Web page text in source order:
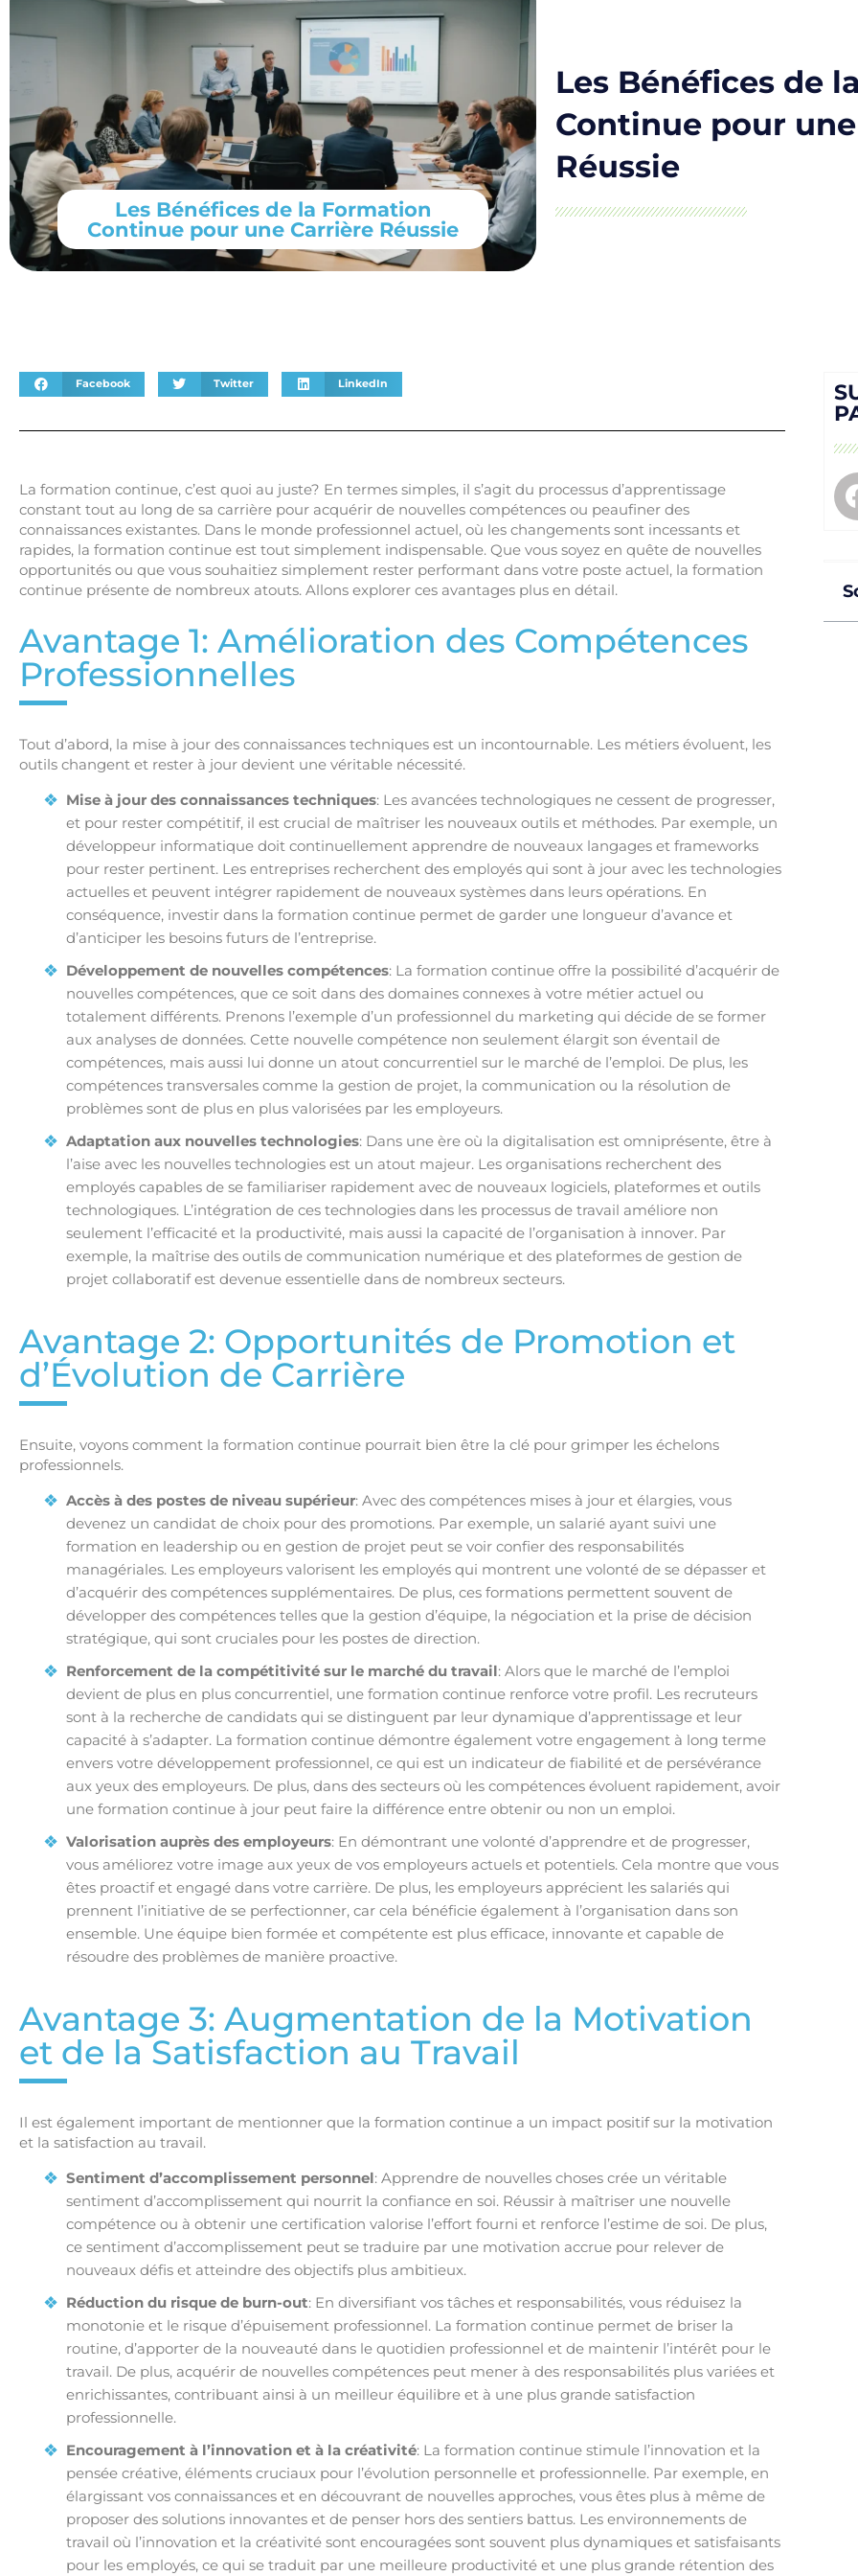
Les Bénéfices de la Formation
Continue pour une Carrière Réussie
Les Bénéfices de
Continue pour
Réussie
Facebook Twitter LinkedIn
La formation continue, c’est quoi au juste? En termes simples, il s’agit du processus d’apprentissage
constant tout au long de sa carrière pour acquérir de nouvelles compétences ou peaufiner des
connaissances existantes. Dans le monde professionnel actuel, où les changements sont incessants et
rapides, la formation continue est tout simplement indispensable. Que vous soyez en quête de nouvelles
opportunités ou que vous souhaitiez simplement rester performant dans votre poste actuel, la formation
continue présente de nombreux atouts. Allons explorer ces avantages plus en détail.
Avantage 1: Amélioration des Compétences
Professionnelles
Tout d’abord, la mise à jour des connaissances techniques est un incontournable. Les métiers évoluent, les
outils changent et rester à jour devient une véritable nécessité.
Mise à jour des connaissances techniques: Les avancées technologiques ne cessent de progresser,
et pour rester compétitif, il est crucial de maîtriser les nouveaux outils et méthodes. Par exemple, un
développeur informatique doit continuellement apprendre de nouveaux langages et frameworks
pour rester pertinent. Les entreprises recherchent des employés qui sont à jour avec les technologies
actuelles et peuvent intégrer rapidement de nouveaux systèmes dans leurs opérations. En
conséquence, investir dans la formation continue permet de garder une longueur d’avance et
d’anticiper les besoins futurs de l’entreprise.
Développement de nouvelles compétences: La formation continue offre la possibilité d’acquérir de
nouvelles compétences, que ce soit dans des domaines connexes à votre métier actuel ou
totalement différents. Prenons l’exemple d’un professionnel du marketing qui décide de se former
aux analyses de données. Cette nouvelle compétence non seulement élargit son éventail de
compétences, mais aussi lui donne un atout concurrentiel sur le marché de l’emploi. De plus, les
compétences transversales comme la gestion de projet, la communication ou la résolution de
problèmes sont de plus en plus valorisées par les employeurs.
Adaptation aux nouvelles technologies: Dans une ère où la digitalisation est omniprésente, être à
l’aise avec les nouvelles technologies est un atout majeur. Les organisations recherchent des
employés capables de se familiariser rapidement avec de nouveaux logiciels, plateformes et outils
technologiques. L’intégration de ces technologies dans les processus de travail améliore non
seulement l’efficacité et la productivité, mais aussi la capacité de l’organisation à innover. Par
exemple, la maîtrise des outils de communication numérique et des plateformes de gestion de
projet collaboratif est devenue essentielle dans de nombreux secteurs.
Avantage 2: Opportunités de Promotion et
d’Évolution de Carrière
Ensuite, voyons comment la formation continue pourrait bien être la clé pour grimper les échelons
professionnels.
Accès à des postes de niveau supérieur: Avec des compétences mises à jour et élargies, vous
devenez un candidat de choix pour des promotions. Par exemple, un salarié ayant suivi une
formation en leadership ou en gestion de projet peut se voir confier des responsabilités
managériales. Les employeurs valorisent les employés qui montrent une volonté de se dépasser et
d’acquérir des compétences supplémentaires. De plus, ces formations permettent souvent de
développer des compétences telles que la gestion d’équipe, la négociation et la prise de décision
stratégique, qui sont cruciales pour les postes de direction.
Renforcement de la compétitivité sur le marché du travail: Alors que le marché de l’emploi
devient de plus en plus concurrentiel, une formation continue renforce votre profil. Les recruteurs
sont à la recherche de candidats qui se distinguent par leur dynamique d’apprentissage et leur
capacité à s’adapter. La formation continue démontre également votre engagement à long terme
envers votre développement professionnel, ce qui est un indicateur de fiabilité et de persévérance
aux yeux des employeurs. De plus, dans des secteurs où les compétences évoluent rapidement, avoir
une formation continue à jour peut faire la différence entre obtenir ou non un emploi.
Valorisation auprès des employeurs: En démontrant une volonté d’apprendre et de progresser,
vous améliorez votre image aux yeux de vos employeurs actuels et potentiels. Cela montre que vous
êtes proactif et engagé dans votre carrière. De plus, les employeurs apprécient les salariés qui
prennent l’initiative de se perfectionner, car cela bénéficie également à l’organisation dans son
ensemble. Une équipe bien formée et compétente est plus efficace, innovante et capable de
résoudre des problèmes de manière proactive.
Avantage 3: Augmentation de la Motivation
et de la Satisfaction au Travail
Il est également important de mentionner que la formation continue a un impact positif sur la motivation
et la satisfaction au travail.
Sentiment d’accomplissement personnel: Apprendre de nouvelles choses crée un véritable
sentiment d’accomplissement qui nourrit la confiance en soi. Réussir à maîtriser une nouvelle
compétence ou à obtenir une certification valorise l’effort fourni et renforce l’estime de soi. De plus,
ce sentiment d’accomplissement peut se traduire par une motivation accrue pour relever de
nouveaux défis et atteindre des objectifs plus ambitieux.
Réduction du risque de burn-out: En diversifiant vos tâches et responsabilités, vous réduisez la
monotonie et le risque d’épuisement professionnel. La formation continue permet de briser la
routine, d’apporter de la nouveauté dans le quotidien professionnel et de maintenir l’intérêt pour le
travail. De plus, acquérir de nouvelles compétences peut mener à des responsabilités plus variées et
enrichissantes, contribuant ainsi à un meilleur équilibre et à une plus grande satisfaction
professionnelle.
Encouragement à l’innovation et à la créativité: La formation continue stimule l’innovation et la
pensée créative, éléments cruciaux pour l’évolution personnelle et professionnelle. Par exemple, en
élargissant vos connaissances et en découvrant de nouvelles approches, vous êtes plus à même de
proposer des solutions innovantes et de penser hors des sentiers battus. Les environnements de
travail où l’innovation et la créativité sont encouragées sont souvent plus dynamiques et satisfaisants
pour les employés, ce qui se traduit par une meilleure productivité et une plus grande rétention des